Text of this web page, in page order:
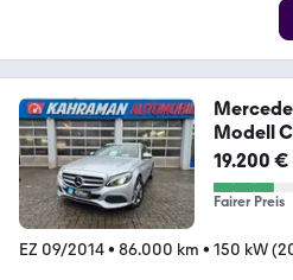
Modell
19.200 €
Fairer Preis
EZ 09/2014• 86.000 km • 150 kW